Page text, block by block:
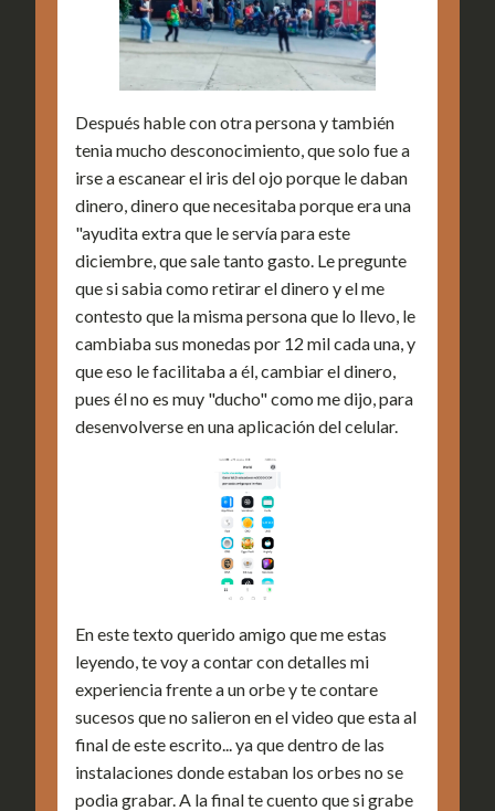
Después hable con otra persona y también
tenia mucho desconocimiento, que solo fue a
irse a escanear el iris del ojo porque le daban
dinero, dinero que necesitaba porque era una
"ayudita extra que le servía para este
diciembre, que sale tanto gasto. Le pregunte
que si sabia como retirar el dinero y el me
contesto que la misma persona que lo llevo, le
cambiaba sus monedas por 12 mil cada una, y
que eso le facilitaba a él, cambiar el dinero,
pues él no es muy "ducho" como me dijo, para
desenvolverse en una aplicación del celular.
En este texto querido amigo que me estas
leyendo, te voy a contar con detalles mi
experiencia frente a un orbe y te contare
sucesos que no salieron en el video que esta al
final de este escrito... ya que dentro de las
instalaciones donde estaban los orbes no se
podia grabar. A la final te cuento que si grabe